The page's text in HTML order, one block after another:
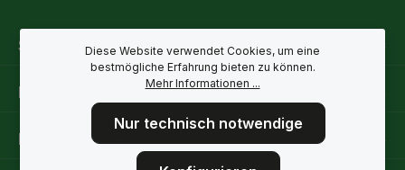
Service-Hotline
Rechtliche Hinweise
Informationen
Diese Website verwendet Cookies, um eine
bestmögliche Erfahrung bieten zu können.
Mehr Informationen ...
Nur technisch notwendige